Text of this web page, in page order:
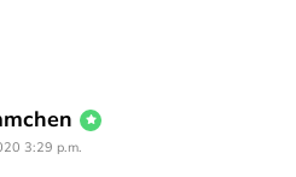
says:
3:29 p.m.